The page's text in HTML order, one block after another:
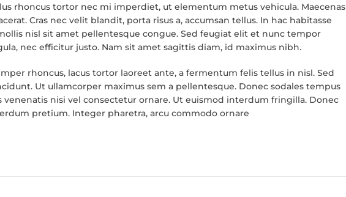
rhoncus tortor nec mi imperdiet, ut elementum metus vehicula. Maecenas
Cras nec velit blandit, porta risus a, accumsan tellus. In hac habitasse
nisl sit amet pellentesque congue. Sed feugiat elit et nunc tempor
nec efficitur justo. Nam sit amet sagittis diam, id maximus nibh.
rhoncus, lacus tortor laoreet ante, a fermentum felis tellus in nisl. Sed
Ut ullamcorper maximus sem a pellentesque. Donec sodales tempus
venenatis nisi vel consectetur ornare. Ut euismod interdum fringilla. Donec
pretium. Integer pharetra, arcu commodo ornare